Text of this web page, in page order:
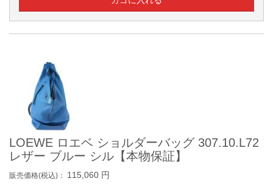
LOEWE ロエベ ショルダーバッグ 307.10.L72
レザー ブルー シル【本物保証】
販売価格(税込)： 115,060 円